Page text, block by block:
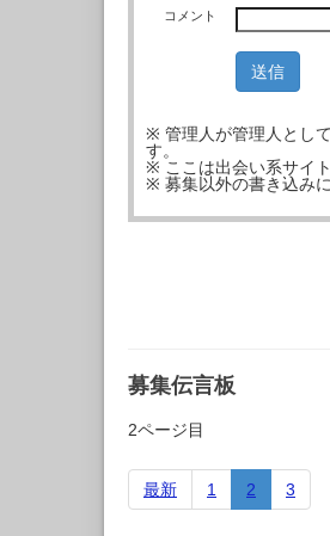
コメント
※ 管理人が管理人とし
す。
※ ここは出会い系サイ
※ 募集以外の書き込み
募集伝言板
2ページ目
最新 1 2 3